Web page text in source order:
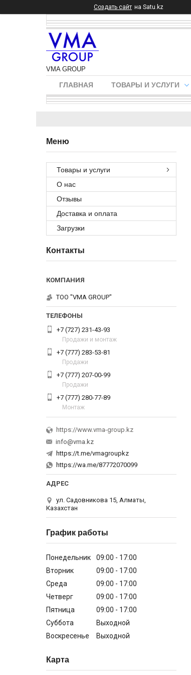
Создать сайт на Satu.kz
VMA GROUP
ГЛАВНАЯ ТОВАРЫ И УСЛУГИ
Товары и услуги
О нас
Отзывы
Доставка и оплата
Загрузки
Контакты
ТОО "VMA GROUP"
+7 (727) 231-43-93
Продажи и монтаж
+7 (777) 283-53-81
Продажи
+7 (777) 207-00-99
Продажи
+7 (777) 280-77-89
Монтаж
https://www.vma-group.kz
info@vma.kz
https://t.me/vmagroupkz
https://wa.me/87772070099
ул. Садовникова 15, Алматы,
Казахстан
График работы
Понедельник 09:00
17:00
Вторник
09:00
17:00
Среда
09:00
17:00
Четверг
09:00
17:00
Пятница
09:00
17:00
Суббота
Выходной
Воскресенье
Выходной
Карта